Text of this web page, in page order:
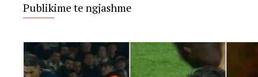
Publikime te ngjashme